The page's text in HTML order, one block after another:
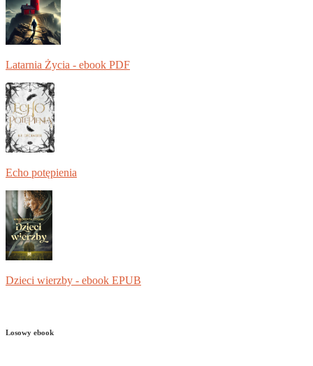
Latarnia Życia - ebook PDF
Echo potępienia
Dzieci wierzby - ebook EPUB
Losowy ebook